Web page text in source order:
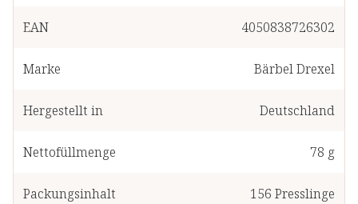
EAN 4050838726302
Marke Bärbel Drexel
Hergestellt in Deutschland
Nettofüllmenge 78 g
Packungsinhalt 156 Presslinge